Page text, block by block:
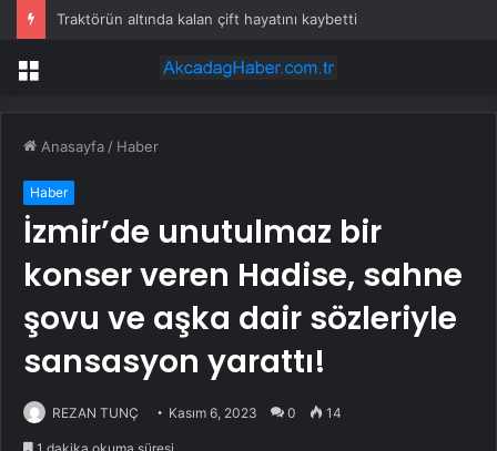
Menü
Anasayfa / Haber
Haber
İzmir’de unutulmaz bir
konser veren Hadise, sahne
şovu ve aşka dair sözleriyle
sansasyon yarattı!
REZAN TUNÇ Kasım 6, 2023 0 14